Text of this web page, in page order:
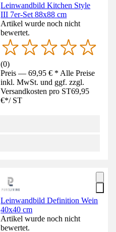
Leinwandbild Kitchen Style
III 7er-Set 88x88 cm
Artikel wurde noch nicht
bewertet.
(0)
Preis — 69,95 € * Alle Preise
inkl. MwSt. und ggf. zzgl.
Versandkosten pro ST69,95
€*/ ST
Leinwandbild Definition Wein
40x40 cm
Artikel wurde noch nicht
bewertet.